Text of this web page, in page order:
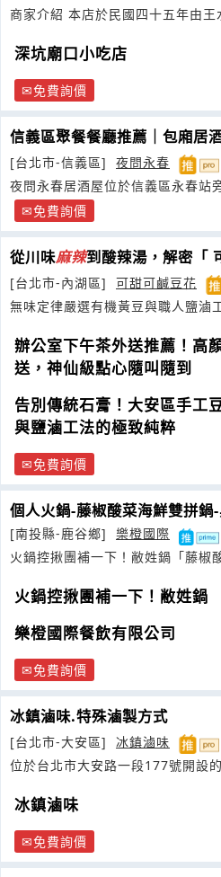
商家介紹 本店於民國四十五
深坑廟口小吃店
免費詢價
信義區聚餐餐廳推薦｜包廂居
[台北市-信義區]
夜問永春
夜問永春居酒屋位於信義區永春站
合聚餐小酌與深夜美食
免費詢價
從川味麻辣到酸辣湯，解密「
命
[台北市-內湖區]
可甜可鹹豆花
無味定律嚴選有機黃豆與職人鹽滷
辦公室下午茶外送推薦！高
送，神仙級點心隨叫隨到
告別傳統石膏！大安區手工
與鹽滷工法的極致純粹
免費詢價
個人火鍋-藤椒酸菜海鮮雙拼鍋
[南投縣-鹿谷鄉]
樂橙國際
火鍋控揪團補一下！敝姓鍋「藤椒
火鍋控揪團補一下！敝姓鍋
樂橙國際餐飲有限公司
免費詢價
冰鎮滷味.特殊滷製方式
[台北市-大安區]
冰鎮滷味
位於台北市大安路一段177號開設
冰鎮滷味
免費詢價